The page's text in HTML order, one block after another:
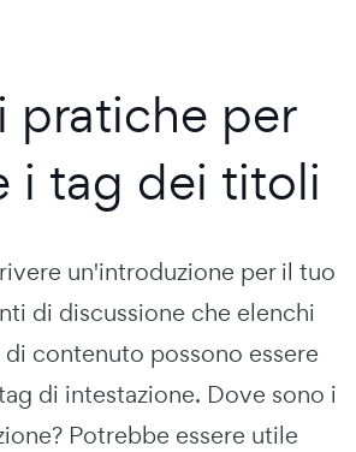
pratiche per
i tag dei titoli
un'introduzione per il tuo
di discussione che elenchi
contenuto possono essere
di intestazione. Dove sono i
Potrebbe essere utile